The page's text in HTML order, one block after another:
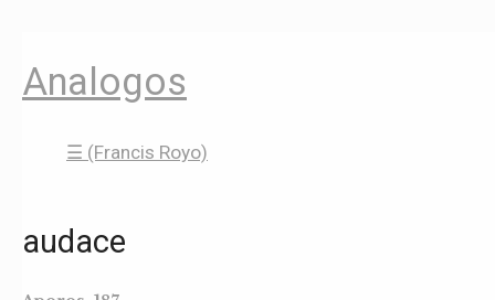
Analogos
☰ (Francis Royo)
audace